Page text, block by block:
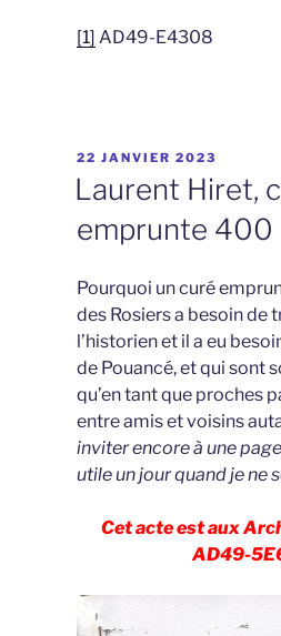
[1] AD49-E4308
PUBLIÉ
LE
22 JANVIER 2023
Laurent Hiret,
emprunte 400
Pourquoi un curé
des Rosiers a besoin de
l’historien et il a eu
de Pouancé, et qui sont
qu’en tant que proches
entre amis et voisins
inviter encore à une
utile un jour quand je ne
Cet acte est aux
AD49-